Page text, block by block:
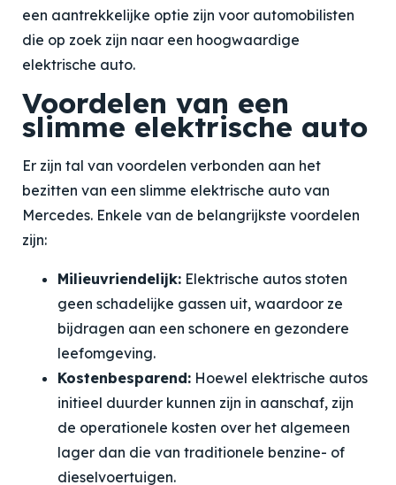
een aantrekkelijke optie zijn voor automobilisten
die op zoek zijn naar een hoogwaardige
elektrische auto.
Voordelen van een
slimme elektrische auto
Er zijn tal van voordelen verbonden aan het
bezitten van een slimme elektrische auto van
Mercedes. Enkele van de belangrijkste voordelen
zijn:
Milieuvriendelijk: Elektrische autos stoten
geen schadelijke gassen uit, waardoor ze
bijdragen aan een schonere en gezondere
leefomgeving.
Kostenbesparend: Hoewel elektrische autos
initieel duurder kunnen zijn in aanschaf, zijn
de operationele kosten over het algemeen
lager dan die van traditionele benzine- of
dieselvoertuigen.